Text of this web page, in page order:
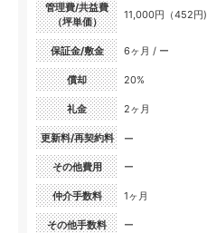
管理費/共益費
（坪単価）
11,000円（452円)
保証金/敷金 6ヶ月 / ー
償却 20%
礼金 2ヶ月
更新料/再契約料 ー
その他費用 ー
仲介手数料 1ヶ月
その他手数料 ー